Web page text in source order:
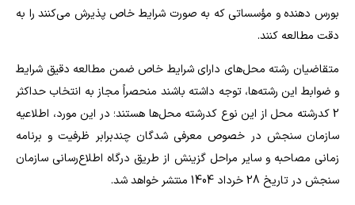
بورس دهنده و مؤسساتی که به صورت شرایط خاص پذیرش می‌کنند را به
دقت مطالعه کنند.
متقاضیان رشته محل‌های دارای شرایط خاص ضمن مطالعه دقیق شرایط
و ضوابط این رشته‌ها، توجه داشته باشند منحصراً مجاز به انتخاب حداکثر
2 کدرشته محل از این نوع کدرشته محل‌ها هستند؛ در این مورد، اطلاعیه
سازمان سنجش در خصوص معرفی شدگان چندبرابر ظرفیت و برنامه
زمانی مصاحبه و سایر مراحل گزینش از طریق درگاه اطلاع‌رسانی سازمان
سنجش در تاریخ‌ 28 خرداد 1404 منتشر خواهد شد.